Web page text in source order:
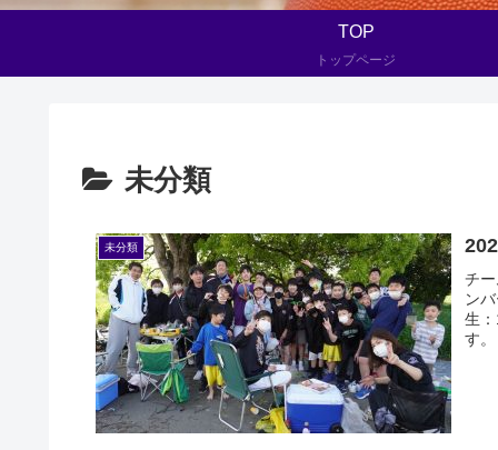
TOP
トップページ
未分類
未分類
チ
ン
生
す